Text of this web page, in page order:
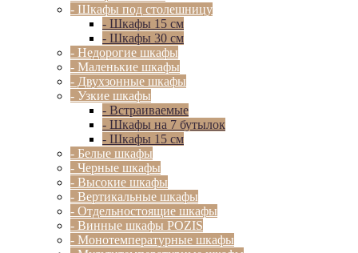
- Шкафы под столешницу
- Шкафы 15 см
- Шкафы 30 см
- Недорогие шкафы
- Маленькие шкафы
- Двухзонные шкафы
- Узкие шкафы
- Встраиваемые
- Шкафы на 7 бутылок
- Шкафы 15 см
- Белые шкафы
- Черные шкафы
- Высокие шкафы
- Вертикальные шкафы
- Отдельностоящие шкафы
- Винные шкафы POZIS
- Монотемпературные шкафы